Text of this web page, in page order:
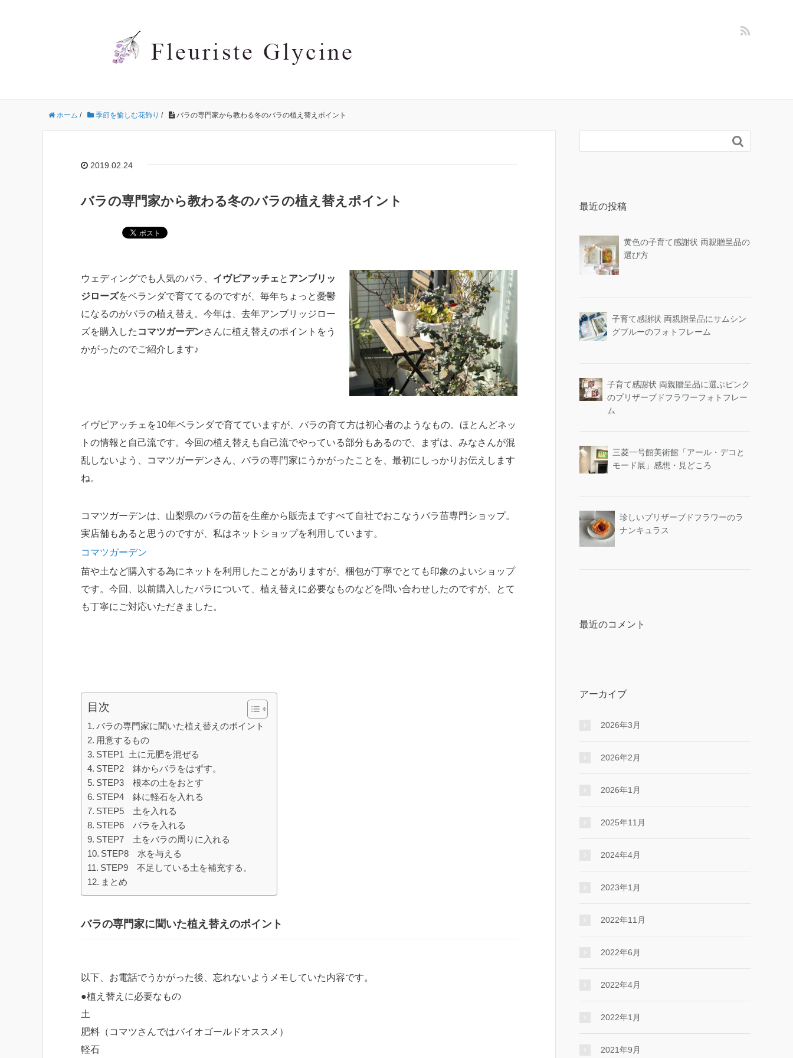
ホーム / 季節を愉しむ花飾り / バラの専門家から教わる冬のバラの植え替えポイント
2019.02.24
バラの専門家から教わる冬のバラの植え替えポイント
ウェディングでも人気のバラ、 イヴピアッチェと アンブリッ
ジローズをベランダで育ててるのですが、毎年ちょっと憂鬱
になるのがバラの植え替え。今年は、去年アンブリッジロー
ズを購入した コマツガーデンさんに植え替えのポイントをう
かがったのでご紹介します♪
イヴピアッチェを10年ベランダで育てていますが、バラの育て方は初心者のようなもの。ほとんどネッ
トの情報と自己流です。今回の植え替えも自己流でやっている部分もあるので、まずは、みなさんが混
乱しないよう、コマツガーデンさん、バラの専門家にうかがったことを、最初にしっかりお伝えします
ね。
コマツガーデンは、山梨県のバラの苗を生産から販売まですべて自社でおこなうバラ苗専門ショップ。
実店舗もあると思うのですが、私はネットショップを利用しています。
コマツガーデン
苗や土など購入する為にネットを利用したことがありますが、梱包が丁寧でとても印象のよいショップ
です。今回、以前購入したバラについて、植え替えに必要なものなどを問い合わせしたのですが、とて
も丁寧にご対応いただきました。
目次
バラの専門家に聞いた植え替えのポイント
用意するもの
STEP1 土に元肥を混ぜる
STEP2 鉢からバラをはずす。
STEP3 根本の土をおとす
STEP4 鉢に軽石を入れる
STEP5 土を入れる
STEP6 バラを入れる
STEP7 土をバラの周りに入れる
STEP8 水を与える
STEP9 不足している土を補充する。
まとめ
バラの専門家に聞いた植え替えのポイント
以下、お電話でうかがった後、忘れないようメモしていた内容です。
●植え替えに必要なもの
土
肥料（コマツさんではバイオゴールドオススメ）
軽石

最近の投稿
黄色の子育て感謝状 両親贈呈品の
選び方
子育て感謝状 両親贈呈品にサムシン
グブルーのフォトフレーム
子育て感謝状 両親贈呈品に選ぶピンク
のプリザーブドフラワーフォトフレー
ム
三菱一号館美術館「アール・デコと
モード展」感想・見どころ
珍しいプリザーブドフラワーのラ
ナンキュラス
最近のコメント
アーカイブ
2026年3月
2026年2月
2026年1月
2025年11月
2024年4月
2023年1月
2022年11月
2022年6月
2022年4月
2022年1月
2021年9月